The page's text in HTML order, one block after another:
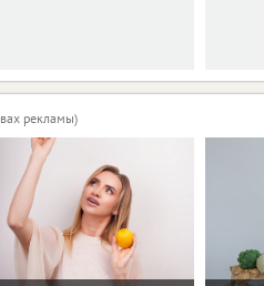
рекламы)